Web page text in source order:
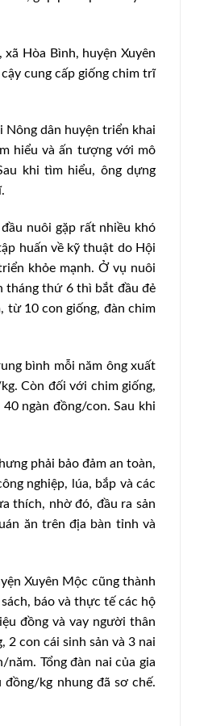
Hòa Bình, huyện Xuyên
cung cấp giống chim trĩ
Nông dân huyện triển khai
hiểu và ấn tượng với mô
khi tìm hiểu, ông dựng
nuôi gặp rất nhiều khó
huấn về kỹ thuật do Hội
khỏe mạnh. Ở vụ nuôi
tháng thứ 6 thì bắt đầu đẻ
từ 10 con giống, đàn chim
bình mỗi năm ông xuất
Còn đối với chim giống,
ngàn đồng/con. Sau khi
phải bảo đảm an toàn,
nghiệp, lúa, bắp và các
thích, nhờ đó, đầu ra sản
ăn trên địa bàn tỉnh và
Xuyên Mộc cũng thành
báo và thực tế các hộ
đồng và vay người thân
2 con cái sinh sản và 3 nai
Tổng đàn nai của gia
kg nhung đã sơ chế.
tương tăng vọt lên mức
năm